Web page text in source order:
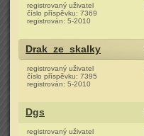
registrovaný uživatel
číslo příspěvku: 7369
registrován: 5-2010
Drak_ze_skalky
registrovaný uživatel
číslo příspěvku: 7395
registrován: 5-2010
Dgs
registrovaný uživatel